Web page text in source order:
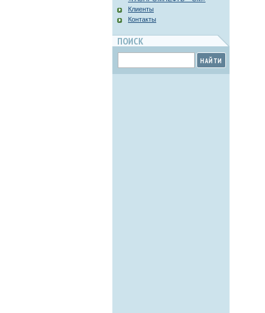
Клиенты
Контакты
ПОИСК
НАЙТИ